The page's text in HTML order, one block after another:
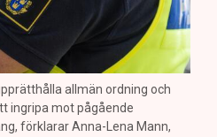
allmän ordning och
ingripa mot pågående
förklarar Anna-Lena Mann,